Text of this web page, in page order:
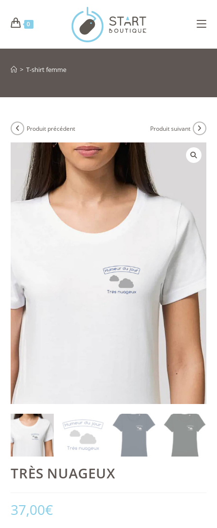
0
> T-shirt femme
Produit précédent Produit suivant
TRÈS NUAGEUX
37,00€